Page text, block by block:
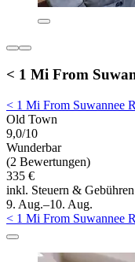
< 1 Mi From
< 1 Mi From Suwannee
Old Town
9,0/10
Wunderbar
(2 Bewertungen)
335 €
inkl. Steuern & Gebühren
9. Aug.–10. Aug.
< 1 Mi From Suwannee